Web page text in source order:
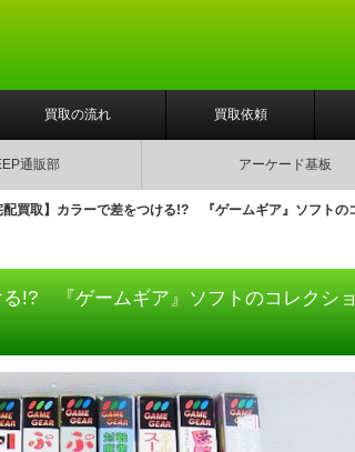
買取の流れ 買取依頼
通販部 アーケード基板
配買取】カラーで差をつける!? 『ゲームギア』ソフトの
る!? 『ゲームギア』ソフトのコレクシ